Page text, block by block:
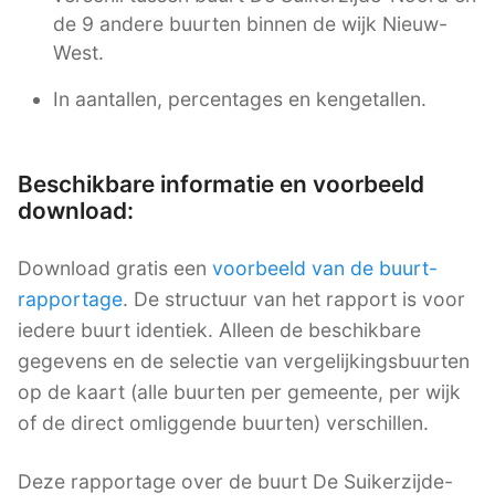
de 9 andere buurten binnen de wijk Nieuw-
West.
In aantallen, percentages en kengetallen.
Beschikbare informatie en voorbeeld
download:
Download gratis een voorbeeld van de buurt-
rapportage. De structuur van het rapport is voor
iedere buurt identiek. Alleen de beschikbare
gegevens en de selectie van vergelijkingsbuurten
op de kaart (alle buurten per gemeente, per wijk
of de direct omliggende buurten) verschillen.
Deze rapportage over de buurt De Suikerzijde-